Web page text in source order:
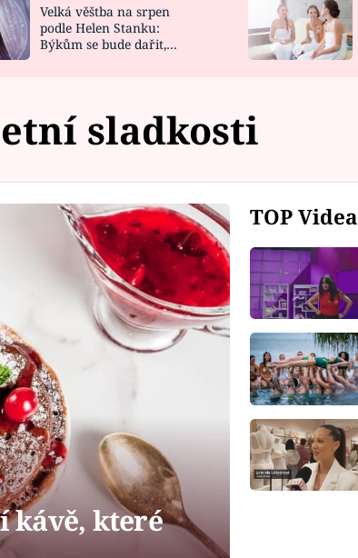
DESIGN
Velká věštba na srpen
podle Helen Stanku:
Býkům se bude dařit,
sladkosti
TOP Videa
kávě, které